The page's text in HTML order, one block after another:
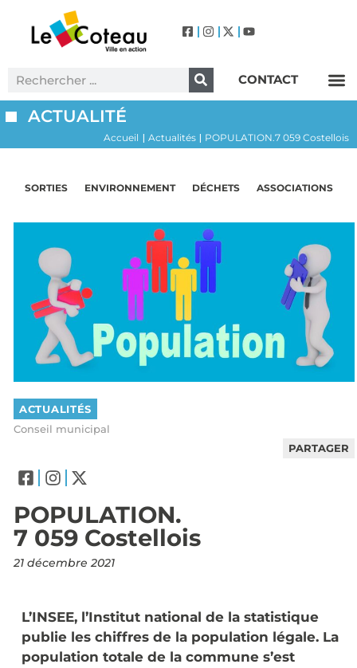
CONTACT
ACTUALITÉ
Accueil | Actualités | POPULATION.7 059 Costellois
SORTIES ENVIRONNEMENT DÉCHETS ASSOCIATIONS
ACTUALITÉS
Conseil municipal
PARTAGER
POPULATION.
7 059 Costellois
21 décembre 2021
L’INSEE, l’Institut national de la statistique
publie les chiffres de la population légale. La
population totale de la commune s’est